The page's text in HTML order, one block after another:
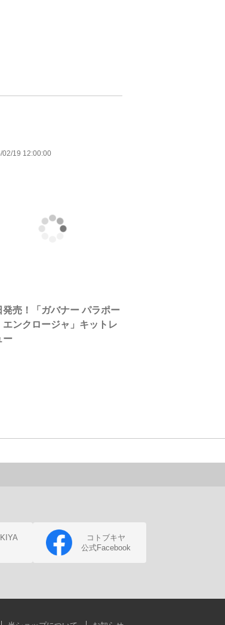
02/19 12:00:00
発売！「ガバナー パラポー
エンクロージャ」キットレ
ー
コトブキヤ
公式Facebook